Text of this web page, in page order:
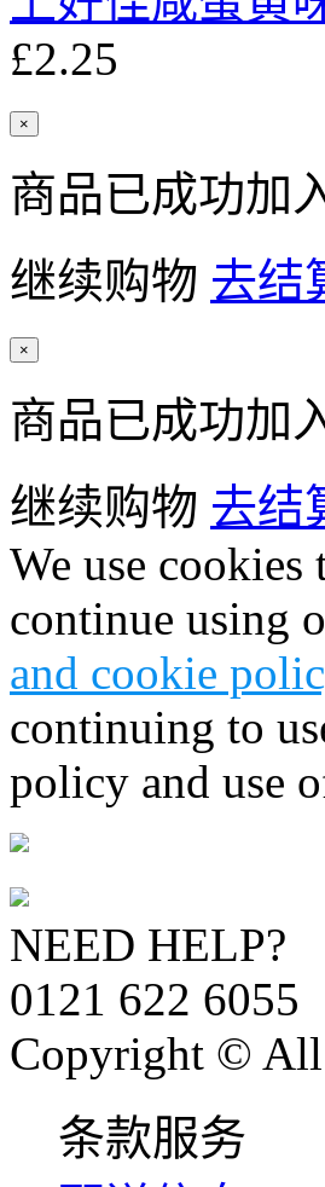
£2.25
×
商品已成功加
继续购物 去结
×
商品已成功加
继续购物 去结
We use
continue using
and cookie
continuing to
policy and use
NEED HELP?
0121 622 6055
Copyright © All
条款服务